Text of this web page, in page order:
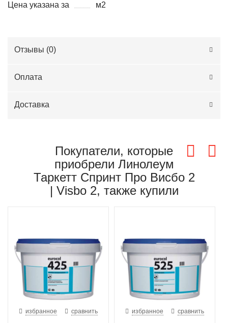
Цена указана за
м2
Отзывы (0)
Оплата
Доставка
Покупатели, которые
приобрели Линолеум
Таркетт Спринт Про Висбо 2
| Visbo 2, также купили
избранное сравнить избранное сравнить